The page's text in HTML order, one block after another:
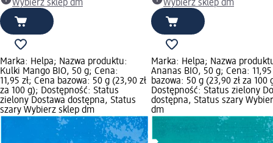
Wybierz sklep dm
Wybierz sklep dm
Marka: Helpa; Nazwa produktu:
Kulki Mango BIO, 50 g; Cena:
11,95 zł; Cena bazowa: 50 g (23,90 zł
za 100 g); Dostępność: Status
zielony Dostawa dostępna, Status
szary Wybierz sklep dm
Marka: Helpa; Nazwa
Ananas BIO, 50 g; Cena: 11,95
bazowa: 50 g (23,90 zł za 100
Dostępność: Status zielony
dostępna, Status szary
dm